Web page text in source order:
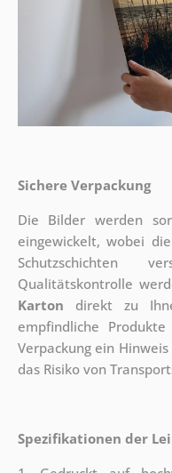
Sichere Verpackung
Die Bilder werden
eingewickelt, wobei
Schutzschichten
Qualitätskontrolle
Karton direkt zu
empfindliche
Verpackung ein
das Risiko von
Spezifikationen der